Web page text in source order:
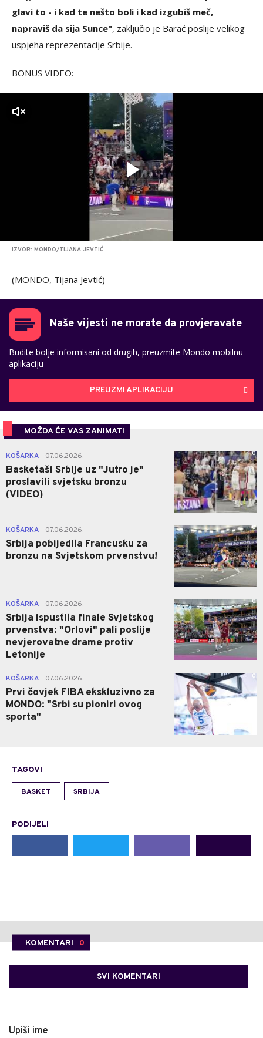
glavi to - i kad te nešto boli i kad izgubiš meč,
napraviš da sija Sunce", zaključio je Barać poslije velikog
uspjeha reprezentacije Srbije.
BONUS VIDEO:
IZVOR: MONDO/TIJANA JEVTIĆ
(MONDO, Tijana Jevtić)
Naše vijesti ne morate da provjeravate
Budite bolje informisani od drugih, preuzmite Mondo mobilnu
aplikaciju
PREUZMI APLIKACIJU
MOŽDA ĆE VAS ZANIMATI
KOŠARKA 07.06.2026.
Basketaši Srbije uz "Jutro je"
proslavili svjetsku bronzu
(VIDEO)
0
KOŠARKA 07.06.2026.
Srbija pobijedila Francusku za
bronzu na Svjetskom prvenstvu!
0
KOŠARKA 07.06.2026.
Srbija ispustila finale Svjetskog
prvenstva: "Orlovi" pali poslije
nevjerovatne drame protiv
Letonije
0
KOŠARKA 07.06.2026.
Prvi čovjek FIBA ekskluzivno za
MONDO: "Srbi su pioniri ovog
sporta"
0
TAGOVI
BASKET SRBIJA
PODIJELI
KOMENTARI 0
SVI KOMENTARI
Upiši ime